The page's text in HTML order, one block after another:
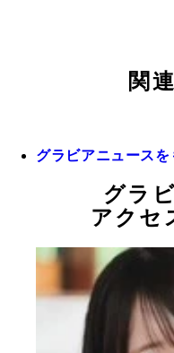
関
グラビアニュースを
グラ
アクセ